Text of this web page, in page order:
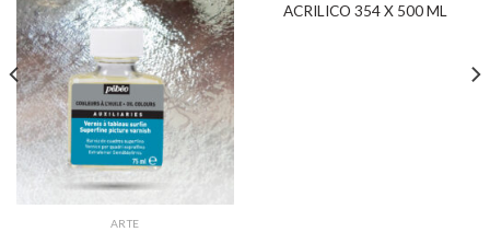
Añadir
a la
lista de
deseos
ARTE
ACRILICO 354 X 500 ML